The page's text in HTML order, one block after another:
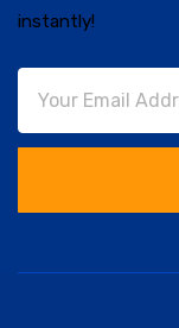
instantly!